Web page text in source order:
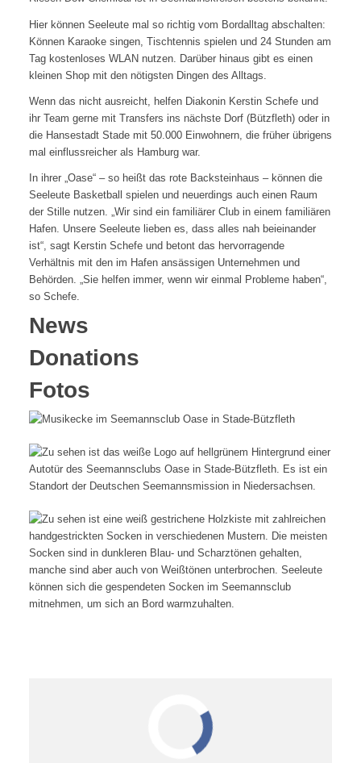
Hier können Seeleute mal so richtig vom Bordalltag abschalten:
Können Karaoke singen, Tischtennis spielen und 24 Stunden am
Tag kostenloses WLAN nutzen. Darüber hinaus gibt es einen
kleinen Shop mit den nötigsten Dingen des Alltags.
Wenn das nicht ausreicht, helfen Diakonin Kerstin Schefe und
ihr Team gerne mit Transfers ins nächste Dorf (Bützfleth) oder in
die Hansestadt Stade mit 50.000 Einwohnern, die früher übrigens
mal einflussreicher als Hamburg war.
In ihrer „Oase“ – so heißt das rote Backsteinhaus – können die
Seeleute Basketball spielen und neuerdings auch einen Raum
der Stille nutzen. „Wir sind ein familiärer Club in einem familiären
Hafen. Unsere Seeleute lieben es, dass alles nah beieinander
ist“, sagt Kerstin Schefe und betont das hervorragende
Verhältnis mit den im Hafen ansässigen Unternehmen und
Behörden. „Sie helfen immer, wenn wir einmal Probleme haben“,
so Schefe.
News
Donations
Fotos